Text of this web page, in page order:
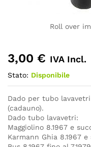
Roll over
3,00 € IVA Incl.
Stato: Disponibile
Dado per tubo
(cadauno).
Dado tubo lavavetri:
Maggiolino 8.1967 e
Karmann Ghia 8.1967 e